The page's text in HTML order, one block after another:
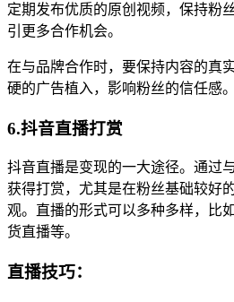
定期发布优质的原创视频，保持粉
引更多合作机会。
在与品牌合作时，要保持内容的真
硬的广告植入，影响粉丝的信任感。
6.抖音直播打赏
抖音直播是变现的一大途径。通过
获得打赏，尤其是在粉丝基础较好
观。直播的形式可以多种多样，比
货直播等。
直播技巧：